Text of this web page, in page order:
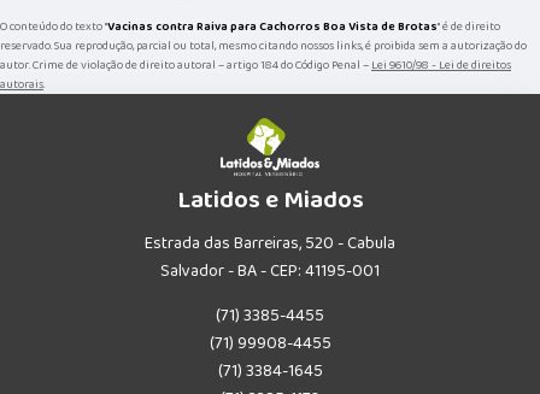
O conteúdo do texto "Vacinas contra Raiva para Cachorros Boa Vista de Brotas" é de direito
reservado. Sua reprodução, parcial ou total, mesmo citando nossos links, é proibida sem a autorização do
autor. Crime de violação de direito autoral – artigo 184 do Código Penal –Lei 9610/98 - Lei de direitos
autorais.
Latidos e Miados
Estrada das Barreiras, 520 - Cabula
Salvador - BA - CEP: 41195-001
(71) 3385-4455
(71) 99908-4455
(71) 3384-1645